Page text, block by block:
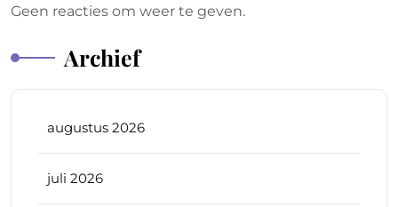
Geen reacties om weer te geven.
Archief
augustus 2026
juli 2026